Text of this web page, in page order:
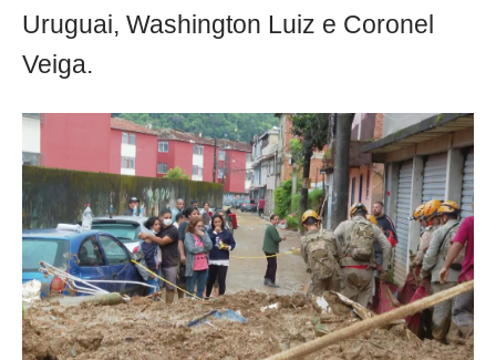
Uruguai, Washington Luiz e Coronel
Veiga.